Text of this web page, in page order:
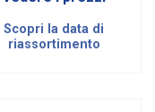
Scopri la data di
riassortimento